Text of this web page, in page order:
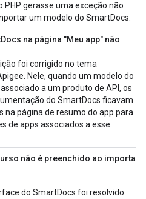
PHP gerasse uma exceção não
um modelo do SmartDocs.
na página "Meu app" não
foi corrigido no tema
Nele, quando um modelo do
a um produto de API, os
do SmartDocs ficavam
na página de resumo do app para
de apps associados a esse
não é preenchido ao importar
do SmartDocs foi resolvido.